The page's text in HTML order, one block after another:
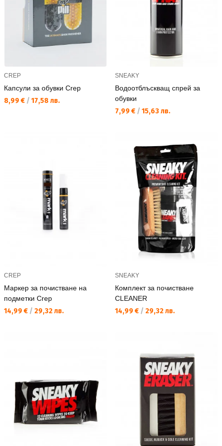
CREP
Капсули за обувки Crep
Текуща цена:
8,99 € / 17,58 лв.
SNEAKY
Водоотблъскващ спрей за
обувки
Текуща цена:
7,99 € / 15,63 лв.
CREP
Маркер за почистване на
подметки Crep
Текуща цена:
14,99 € / 29,32 лв.
SNEAKY
Комплект за почистване
CLEANER
Текуща цена:
14,99 € / 29,32 лв.